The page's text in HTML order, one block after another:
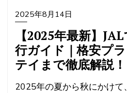
2025年8月14日
【2025年最新】
行ガイド｜格安プ
テイまで徹底解説！
2025年の夏から秋にかけて